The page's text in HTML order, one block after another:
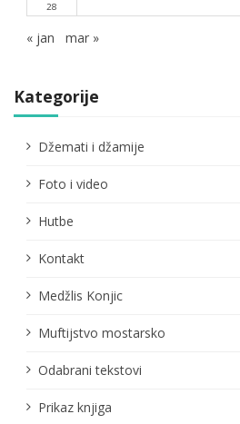
28
« jan mar »
Kategorije
Džemati i džamije
Foto i video
Hutbe
Kontakt
Medžlis Konjic
Muftijstvo mostarsko
Odabrani tekstovi
Prikaz knjiga